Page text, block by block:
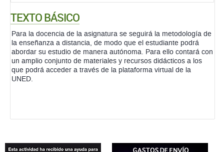
TEXTO BÁSICO
Para la docencia de la asignatura se seguirá la metodología de
la enseñanza a distancia, de modo que el estudiante podrá
abordar su estudio de manera autónoma. Para ello contará con
un amplio conjunto de materiales y recursos didácticos a los
que podrá acceder a través de la plataforma virtual de la
UNED.